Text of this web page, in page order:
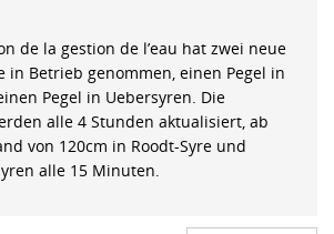
de la gestion de l’eau hat zwei neue
in Betrieb genommen, einen Pegel in
Pegel in Uebersyren. Die
alle 4 Stunden aktualisiert, ab
von 120cm in Roodt-Syre und
alle 15 Minuten.